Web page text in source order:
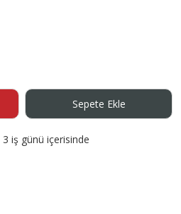
Sepete Ekle
3 iş günü içerisinde